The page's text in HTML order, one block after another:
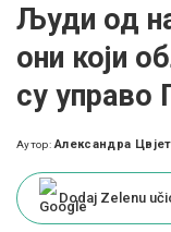
Људи од
они који
су
Posted
Аутор: Александра
Dodaj Zelenu